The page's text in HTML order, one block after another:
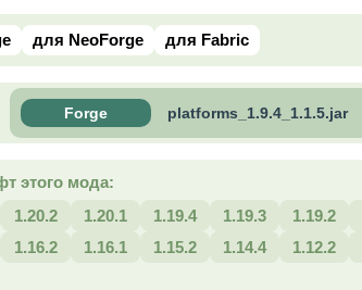
для NeoForge для Fabric
Forge platforms_1.9.4_1.1.5.jar
этого мода:
1.20.2 1.20.1 1.19.4 1.19.3 1.19.2
1.16.2 1.16.1 1.15.2 1.14.4 1.12.2